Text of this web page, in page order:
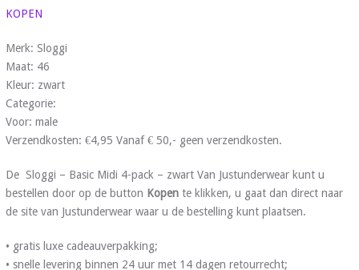
KOPEN
Merk: Sloggi
Maat: 46
Kleur: zwart
Categorie:
Voor: male
Verzendkosten: €4,95 Vanaf € 50,- geen verzendkosten.
De Sloggi – Basic Midi 4-pack – zwart Van Justunderwear kunt u
bestellen door op de button Kopente klikken, u gaat dan direct naar
de site van Justunderwear waar u de bestelling kunt plaatsen.
• gratis luxe cadeauverpakking;
• snelle levering binnen 24 uur met 14 dagen retourrecht;